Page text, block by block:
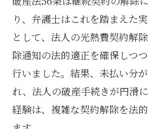
り、弁護士はこれを踏まえた
として、法人の光熱費契約解
除通知の法的適正を確保しつ
行いました。結果、未払い分
れ、法人の破産手続きが円滑
経験は、複雑な契約解除を法